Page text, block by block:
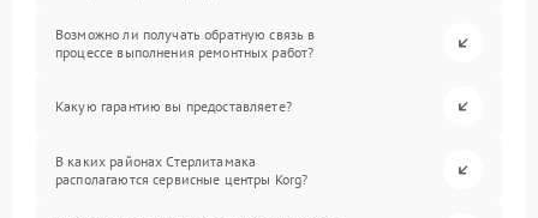
Возможно ли получать обратную связь в
процессе выполнения ремонтных работ?
Какую гарантию вы предоставляете?
В каких районах Стерлитамака
располагаются сервисные центры Korg?